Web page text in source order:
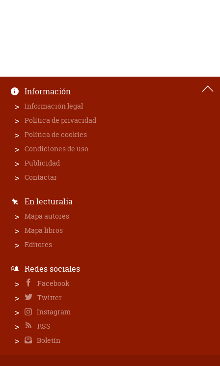
Información
Información legal
Política de privacidad
Política de cookies
Condiciones de uso
Publicidad
Contactar
En lecturalia
Mapa autores
Mapa libros
Editores
Redes sociales
Facebook
Twitter
Instagram
RSS
Boletín